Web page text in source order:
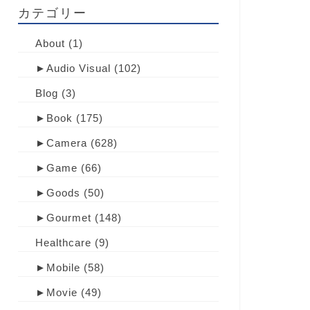
カテゴリー
About (1)
► Audio Visual (102)
Blog (3)
► Book (175)
► Camera (628)
► Game (66)
► Goods (50)
► Gourmet (148)
Healthcare (9)
► Mobile (58)
► Movie (49)